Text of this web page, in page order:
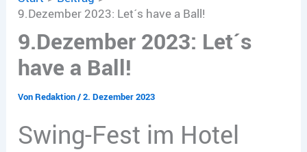
9.Dezember 2023: Let´s have a Ball!
9.Dezember 2023: Let´s
have a Ball!
VonRedaktion/2. Dezember 2023
Swing-Fest im Hotel